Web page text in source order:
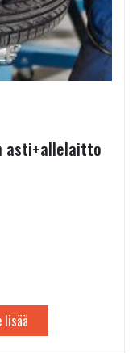
asti+allelaitto
lisää